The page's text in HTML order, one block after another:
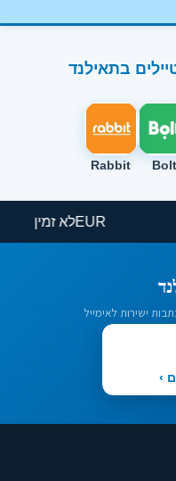
בתאילנד
Bolt
Rabbit
EURלא זמין
ישירות לאימייל
›